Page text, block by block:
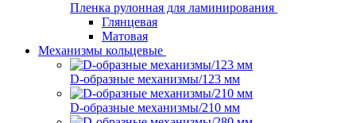
Пленка рулонная для ламинирования
Глянцевая
Матовая
Механизмы кольцевые
D-образные механизмы/123 мм
D-образные механизмы/210 мм